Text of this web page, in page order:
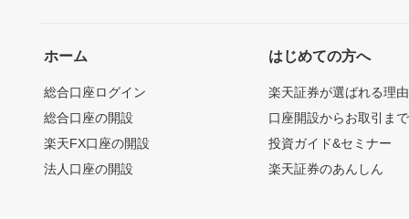
ホーム
総合口座ログイン
総合口座の開設
楽天FX口座の開設
法人口座の開設
はじめての方へ
楽天証券が選ばれる理由
口座開設からお取引ま
投資ガイド&セミナー
楽天証券のあんしん